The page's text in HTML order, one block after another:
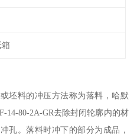
箱
坯料的冲压方法称为落料，哈默
14-80-2A-GR去除封闭轮廓内的材
孔。落料时冲下的部分为成品，